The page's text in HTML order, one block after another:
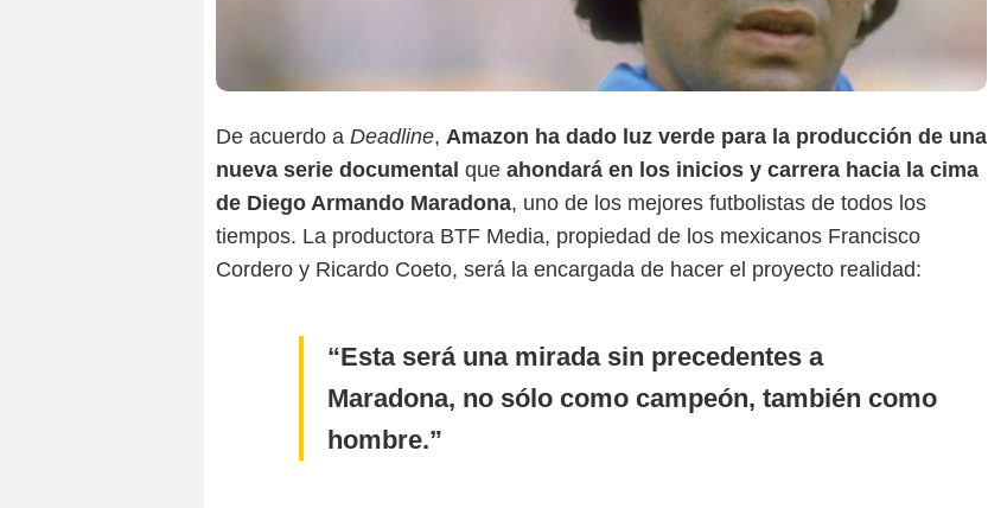
De acuerdo a Deadline, Amazon ha dado luz verde para la producción de una
nueva serie documental que ahondará en los inicios y carrera hacia la cima
de Diego Armando Maradona, uno de los mejores futbolistas de todos los
tiempos. La productora BTF Media, propiedad de los mexicanos Francisco
Cordero y Ricardo Coeto, será la encargada de hacer el proyecto realidad:
Esta será una mirada sin precedentes a
Maradona, no sólo como campeón, también como
hombre.